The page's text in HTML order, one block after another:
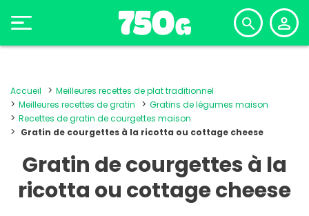
Accueil
Meilleures recettes de plat traditionnel
Meilleures recettes de gratin
Gratins de légumes maison
Recettes de gratin de courgettes maison
Gratin de courgettes à la ricotta ou cottage cheese
Gratin de courgettes à la
ricotta ou cottage cheese